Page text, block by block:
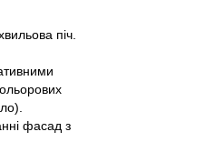
піч.
фасад з